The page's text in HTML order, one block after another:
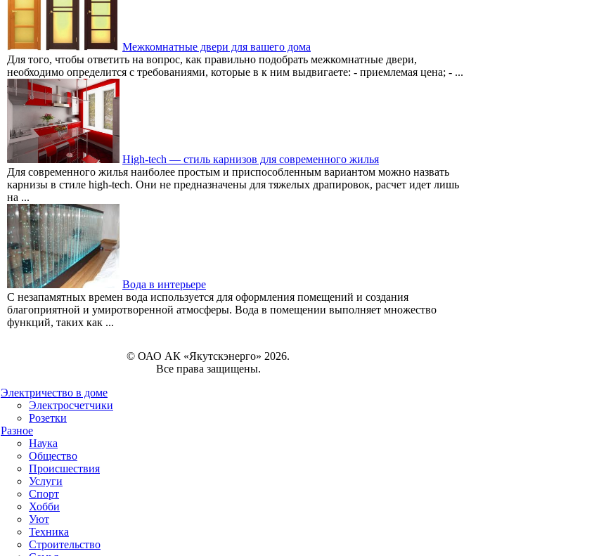
Межкомнатные двери для вашего дома
Для того, чтобы ответить на вопрос, как правильно подобрать межкомнатные двери,
необходимо определится с требованиями, которые в к ним выдвигаете: - приемлемая цена; - ...
High-tech — стиль карнизов для современного жилья
Для современного жилья наиболее простым и приспособленным вариантом можно назвать
карнизы в стиле high-tech. Они не предназначены для тяжелых драпировок, расчет идет лишь
на ...
Вода в интерьере
С незапамятных времен вода используется для оформления помещений и создания
благоприятной и умиротворенной атмосферы. Вода в помещении выполняет множество
функций, таких как ...
© ОАО АК «Якутскэнерго» 2026.
Все права защищены.
Электричество в доме
Электросчетчики
Розетки
Разное
Наука
Общество
Происшествия
Услуги
Спорт
Хобби
Уют
Техника
Строительство